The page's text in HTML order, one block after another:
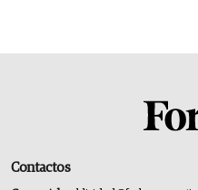
Contactos